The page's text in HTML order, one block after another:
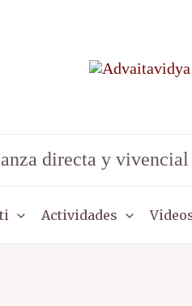
directa y vivencial
Actividades